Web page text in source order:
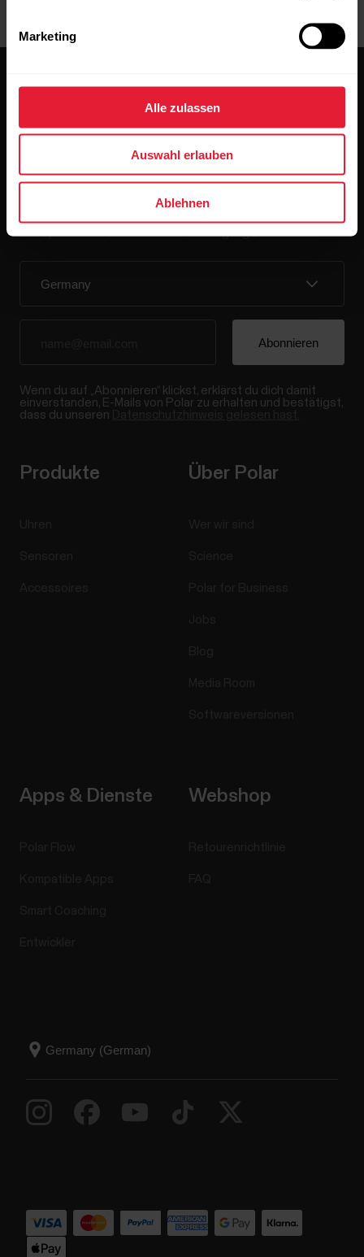
Marketing
Alle zulassen
Auswahl erlauben
Ablehnen
Bleibe auf dem Laufenden.
alle Updates direkt in deinen Posteingang zu erhalten.
Wenn du auf „Abonnieren“ klickst, erklärst du dich damit
einverstanden, E-Mails von Polar zu erhalten und bestätigst,
dass du unseren
Produkte Über Polar
Apps & Dienste Webshop